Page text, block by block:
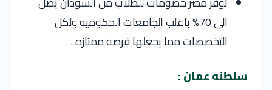
الى 70% باغلب الجامعات الحكوميه ولكل
التخصصات مما يجعلها فرصه ممتازه .
سلطنه عمان :